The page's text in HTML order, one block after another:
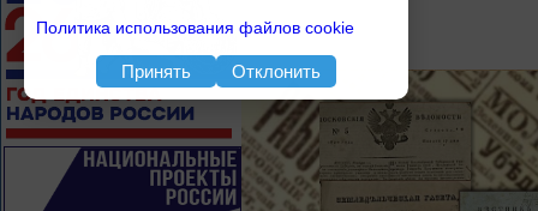
Политика использования файлов cookie
Принять Отклонить